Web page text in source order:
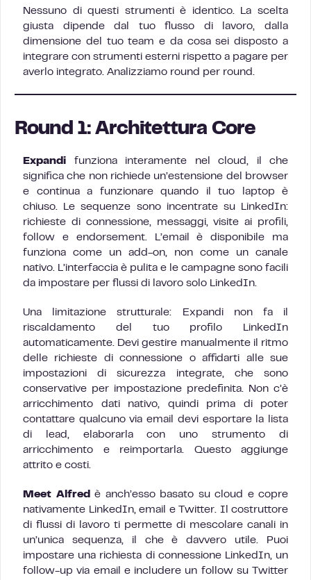
Nessuno di questi strumenti è identico. La scelta
giusta dipende dal tuo flusso di lavoro, dalla
dimensione del tuo team e da cosa sei disposto a
integrare con strumenti esterni rispetto a pagare per
averlo integrato. Analizziamo round per round.
Round 1: Architettura Core
Expandi funziona interamente nel cloud, il che
significa che non richiede un’estensione del browser
e continua a funzionare quando il tuo laptop è
chiuso. Le sequenze sono incentrate su LinkedIn:
richieste di connessione, messaggi, visite ai profili,
follow e endorsement. L’email è disponibile ma
funziona come un add-on, non come un canale
nativo. L’interfaccia è pulita e le campagne sono facili
da impostare per flussi di lavoro solo LinkedIn.
Una limitazione strutturale: Expandi non fa il
riscaldamento del tuo profilo LinkedIn
automaticamente. Devi gestire manualmente il ritmo
delle richieste di connessione o affidarti alle sue
impostazioni di sicurezza integrate, che sono
conservative per impostazione predefinita. Non c’è
arricchimento dati nativo, quindi prima di poter
contattare qualcuno via email devi esportare la lista
di lead, elaborarla con uno strumento di
arricchimento e reimportarla. Questo aggiunge
attrito e costi.
Meet Alfred
è anch’esso basato su cloud e copre
nativamente LinkedIn, email e Twitter. Il costruttore
di flussi di lavoro ti permette di mescolare canali in
un’unica sequenza, il che è davvero utile. Puoi
impostare una richiesta di connessione LinkedIn, un
follow-up via email e includere un follow su Twitter